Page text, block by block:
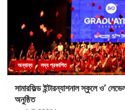
অন্যান্য সদ্য প্রকাশিত
সামারফিল্ড ইন্টারন্যাশনাল স্কুলে ও’
অনুষ্ঠিত